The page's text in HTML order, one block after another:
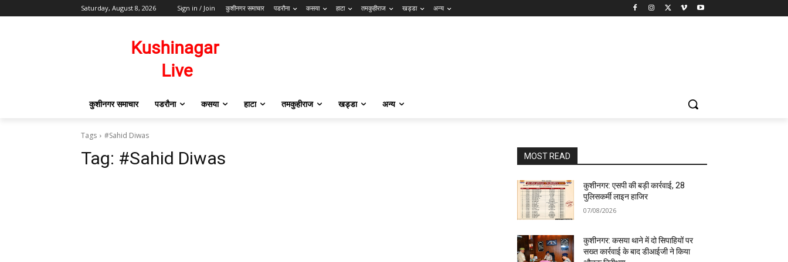
Saturday, August 8, 2026 Sign in / Join कुशीनगर समाचार पडरौना कसया हाटा तमकुहीराज खड्डा अन्य
कुशीनगर समाचार पडरौना कसया हाटा तमकुहीराज खड्डा अन्य
Tags #Sahid Diwas
Tag: #Sahid Diwas MOST READ
कुशीनगर: एसपी की बड़ी कार्रवाई, 28
पुलिसकर्मी लाइन हाजिर
07/08/2026
कुशीनगर: कसया थाने में दो सिपाहियों पर
सख्त कार्रवाई के बाद डीआईजी ने किया